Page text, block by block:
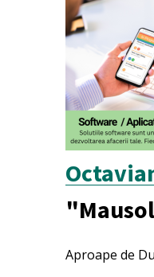
Aproape de